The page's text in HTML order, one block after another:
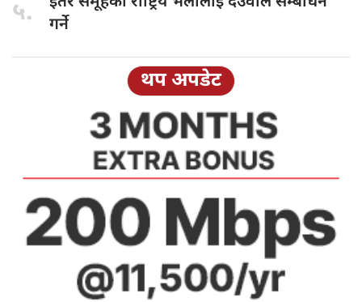
५.
गर्ने
थप अपडेट